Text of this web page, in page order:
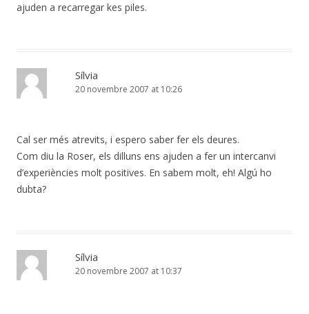
ajuden a recarregar kes piles.
Sílvia
20 novembre 2007 at 10:26
Cal ser més atrevits, i espero saber fer els deures.
Com diu la Roser, els dilluns ens ajuden a fer un intercanvi
d’experiències molt positives. En sabem molt, eh! Algú ho
dubta?
Sílvia
20 novembre 2007 at 10:37